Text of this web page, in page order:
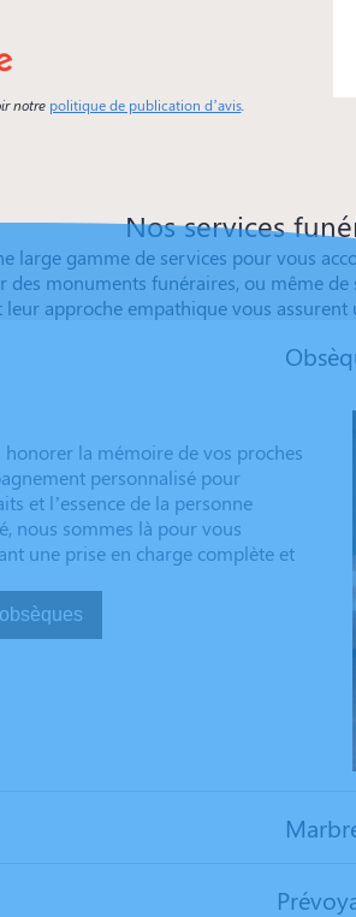
notre politique de publication d’avis.
Nos services
large gamme de services pour vous
monuments funéraires, ou même
approche empathique vous
la mémoire de vos proches
personnalisé pour
et l’essence de la personne
nous sommes là pour vous
une prise en charge complète et
Demande de devis obsèques